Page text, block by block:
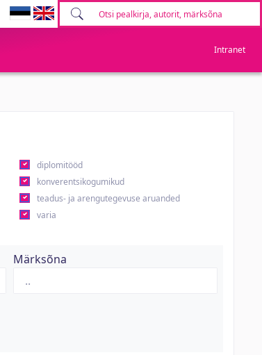
Intranet
diplomitööd
konverentsikogumikud
teadus- ja arengutegevuse aruanded
varia
Märksõna